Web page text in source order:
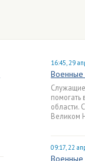
16:45, 29
Военные
помогать
области.
Великом
09:17, 22
Военные